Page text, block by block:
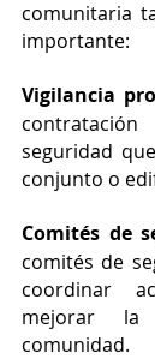
comunitaria
importante:
Vigilancia
seguridad
conjunto o
Comités de
comités de
coordinar
mejorar
comunidad.